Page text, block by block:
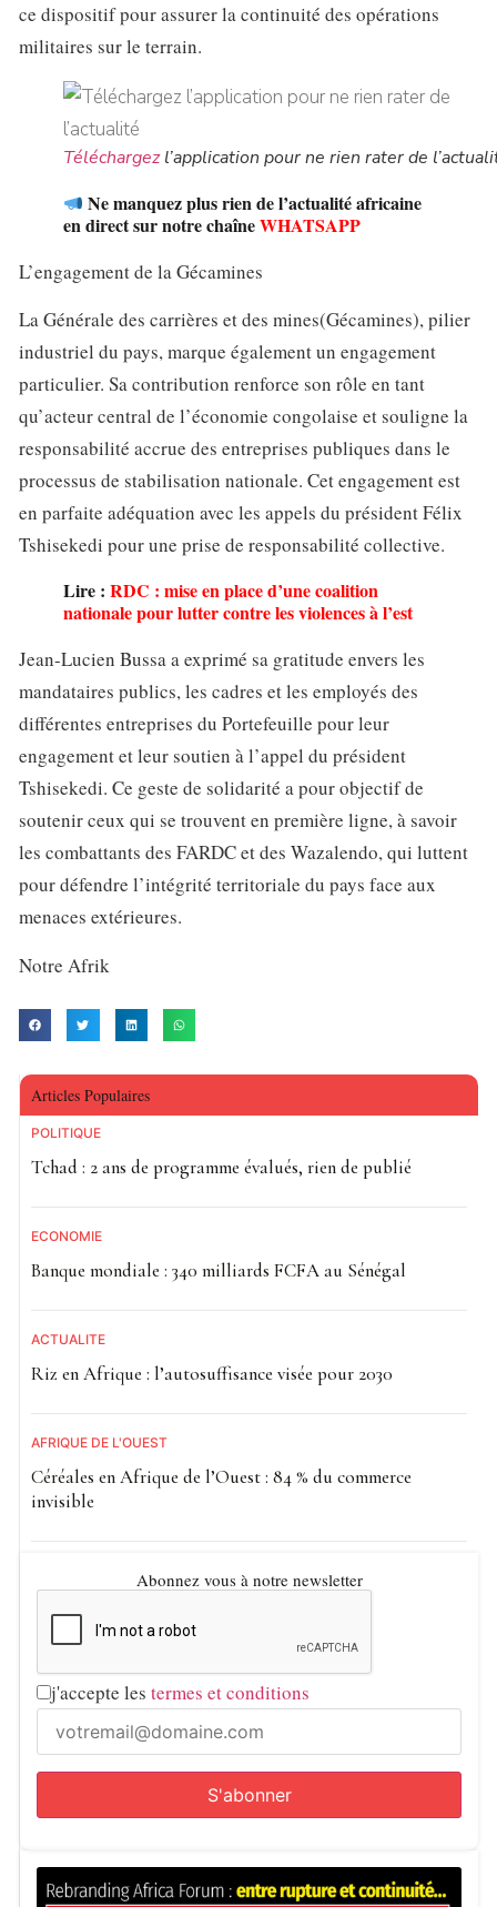
ce dispositif pour assurer la continuité des opérations
militaires sur le terrain.
Téléchargezl’application pour ne rien rater de
Ne manquez plus rien de l’actualité africaine
en direct sur notre chaîneWHATSAPP
L’engagement de la Gécamines
La Générale des carrières et des mines(Gécamines), pilier
industriel du pays, marque également un engagement
particulier. Sa contribution renforce son rôle en tant
qu’acteur central de l’économie congolaise et souligne la
responsabilité accrue des entreprises publiques dans le
processus de stabilisation nationale. Cet engagement est
en parfaite adéquation avec les appels du président Félix
Tshisekedi pour une prise de responsabilité collective.
Lire : RDC : mise en place d’une coalition
nationale pour lutter contre les violences à l’est
Jean-Lucien Bussa a exprimé sa gratitude envers les
mandataires publics, les cadres et les employés des
différentes entreprises du Portefeuille pour leur
engagement et leur soutien à l’appel du président
Tshisekedi. Ce geste de solidarité a pour objectif de
soutenir ceux qui se trouvent en première ligne, à savoir
les combattants des FARDC et des Wazalendo, qui luttent
pour défendre l’intégrité territoriale du pays face aux
menaces extérieures.
Notre Afrik
Articles Populaires
POLITIQUE
Tchad : 2 ans de programme évalués, rien de publié
ECONOMIE
Banque mondiale : 340 milliards FCFA au Sénégal
ACTUALITE
Riz en Afrique : l’autosuffisance visée pour 2030
AFRIQUE DE L'OUEST
Céréales en Afrique de l’Ouest : 84 % du commerce
invisible
Abonnez vous à notre newsletter
j'accepte les termes et conditions